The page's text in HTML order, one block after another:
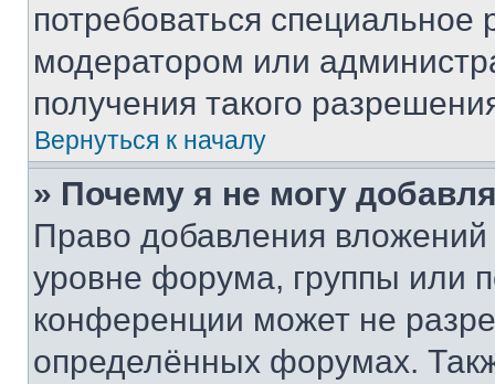
потребоваться
модератором или
получения такого
Вернуться к началу
» Почему я не могу
Право добавления
уровне форума, группы или
конференции может не
определённых форумах.